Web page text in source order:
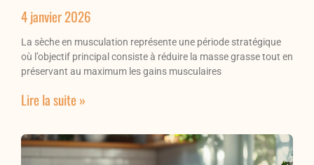
4 janvier 2026
La sèche en musculation représente une période stratégique
où l’objectif principal consiste à réduire la masse grasse tout en
préservant au maximum les gains musculaires
Lire la suite »